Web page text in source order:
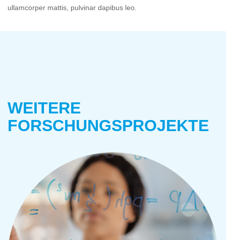
ullamcorper mattis, pulvinar dapibus leo.
WEITERE
FORSCHUNGSPROJEKTE